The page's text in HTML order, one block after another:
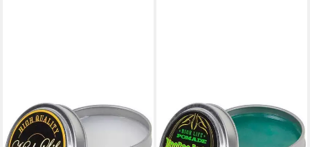
Haarpomade DAX High Life
Heavy Hair Dressing 99g
11,99 €
Haarpomade Dax High Life
Voodoo Brew II Pomade 99G
14,49 €